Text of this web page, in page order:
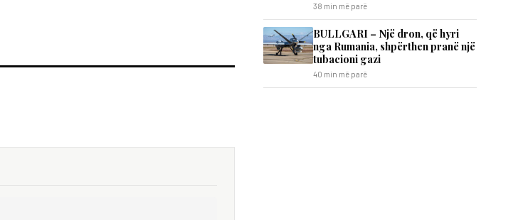
38 min më parë
BULLGARI – Një dron, që hyri
nga Rumania, shpërthen pranë një
tubacioni gazi
40 min më parë